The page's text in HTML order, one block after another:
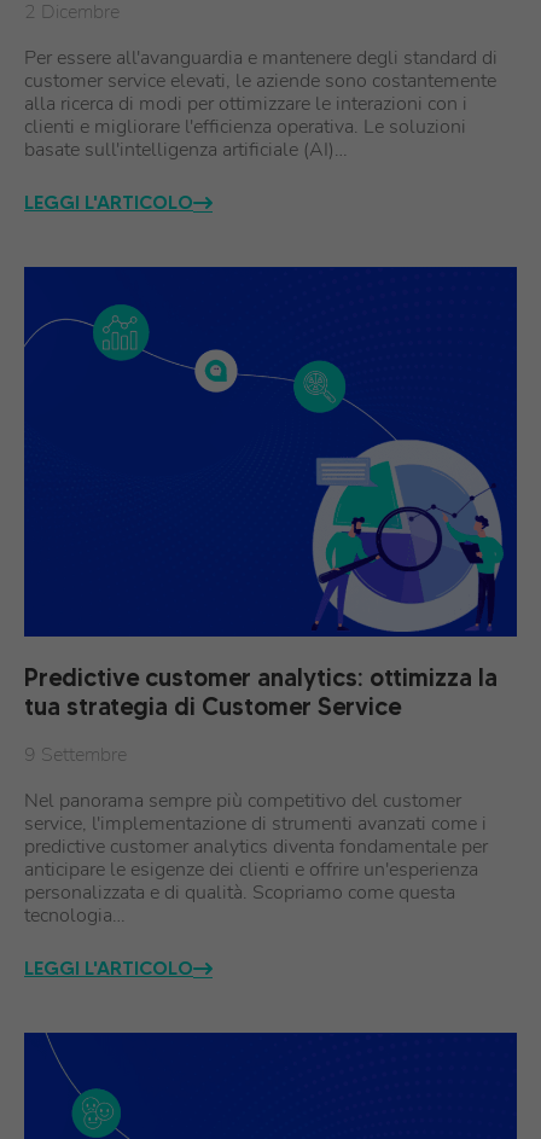
2 Dicembre
Per essere all'avanguardia e mantenere degli standard di
customer service elevati, le aziende sono costantemente
alla ricerca di modi per ottimizzare le interazioni con i
clienti e migliorare l'efficienza operativa. Le soluzioni
basate sull'intelligenza artificiale (AI)…
LEGGI L'ARTICOLO
Predictive customer analytics: ottimizza la
tua strategia di Customer Service
9 Settembre
Nel panorama sempre più competitivo del customer
service, l'implementazione di strumenti avanzati come i
predictive customer analytics diventa fondamentale per
anticipare le esigenze dei clienti e offrire un'esperienza
personalizzata e di qualità. Scopriamo come questa
tecnologia…
LEGGI L'ARTICOLO